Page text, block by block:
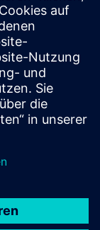
und
Ort bei Ihnen,
Sie
für eine